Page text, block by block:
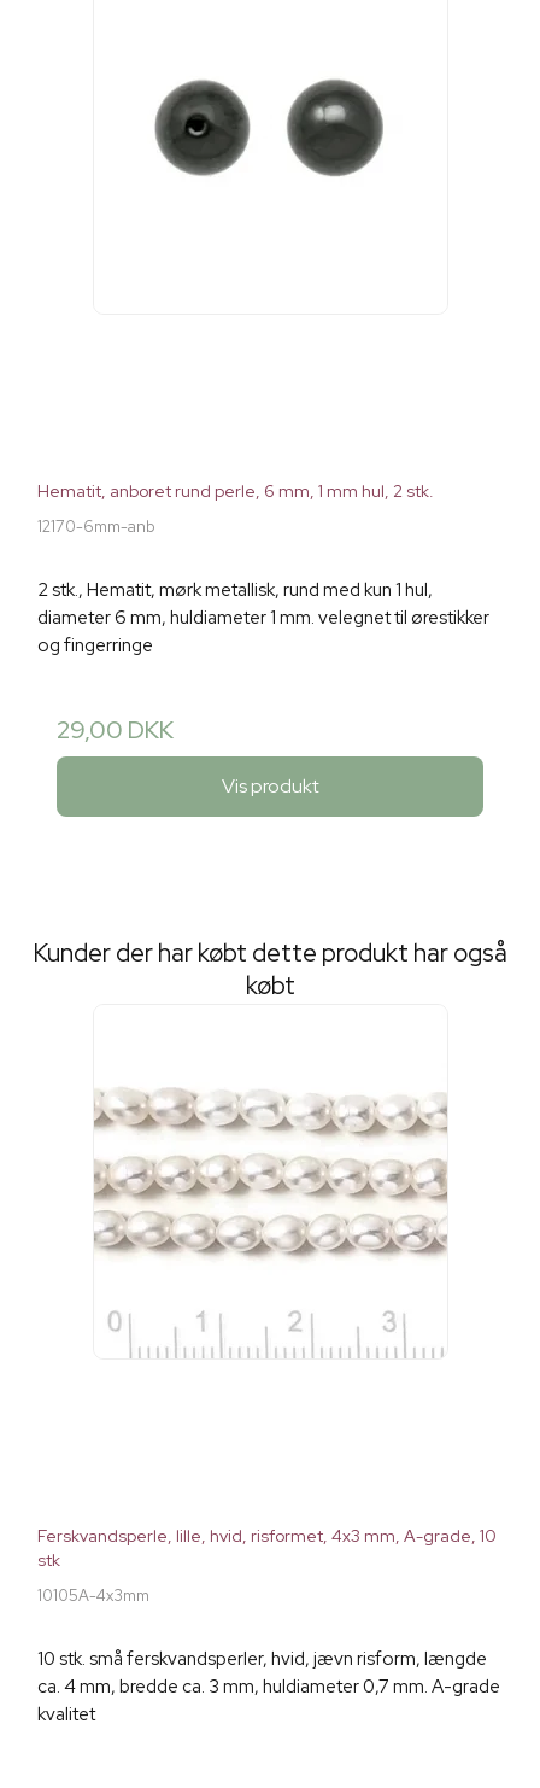
Hematit, anboret rund perle, 6 mm, 1 mm hul, 2 stk.
12170-6mm-anb
2 stk., Hematit, mørk metallisk, rund med kun 1 hul,
diameter 6 mm, huldiameter 1 mm. velegnet til ørestikker
og fingerringe
29,00 DKK
Vis produkt
Kunder der har købt dette produkt har også
købt
Ferskvandsperle, lille, hvid, risformet, 4x3 mm, A-grade, 10
stk
10105A-4x3mm
10 stk. små ferskvandsperler, hvid, jævn risform, længde
ca. 4 mm, bredde ca. 3 mm, huldiameter 0,7 mm. A-grade
kvalitet